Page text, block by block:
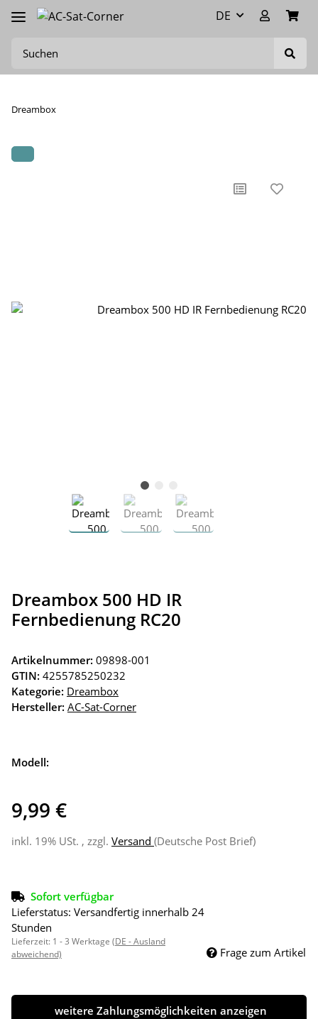
DE
Dreambox
Dreambox 500 HD IR
Fernbedienung RC20
Artikelnummer: 09898-001
GTIN: 4255785250232
Kategorie: Dreambox
Hersteller: AC-Sat-Corner
Modell:
9,99 €
inkl. 19% USt. , zzgl. Versand (Deutsche Post Brief)
Sofort verfügbar
Lieferstatus: Versandfertig innerhalb 24
Stunden
Lieferzeit: 1 - 3 Werktage (DE - Ausland
abweichend)
Frage zum Artikel
weitere Zahlungsmöglichkeiten anzeigen